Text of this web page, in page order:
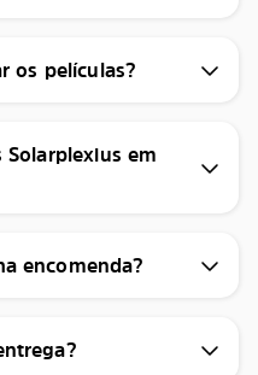
os películas?
em
encomenda?